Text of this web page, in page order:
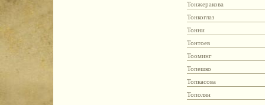
Тонжеракова
Тонкоглаз
Тонни
Тонтоев
Тооминг
Топешко
Топкасова
Тополян